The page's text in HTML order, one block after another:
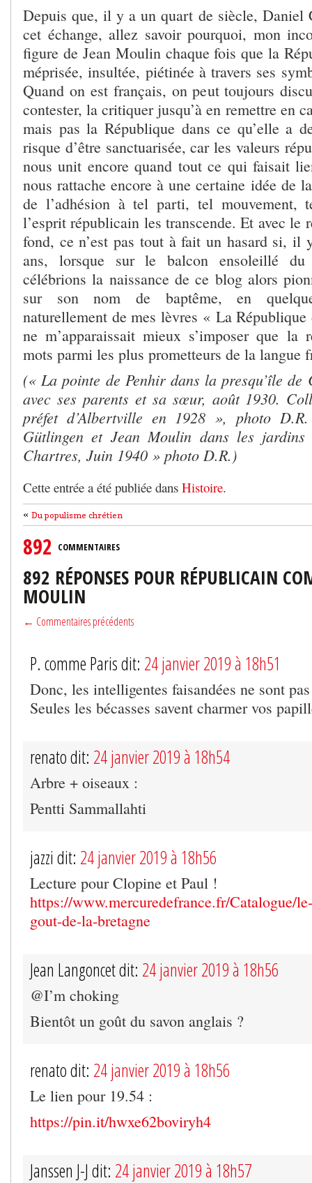
Depuis que, il y a un quart de siècle, Daniel
cet échange, allez savoir pourquoi, mon
figure de Jean Moulin chaque fois que la
méprisée, insultée, piétinée à travers ses
Quand on est français, on peut toujours
contester, la critiquer jusqu’à en remettre en
mais pas la République dans ce qu’elle a
risque d’être sanctuarisée, car les valeurs
nous unit encore quand tout ce qui faisait
nous rattache encore à une certaine idée de
de l’adhésion à tel parti, tel mouvement,
l’esprit républicain les transcende. Et avec le
fond, ce n’est pas tout à fait un hasard si, il
ans, lorsque sur le balcon ensoleillé
célébrions la naissance de ce blog alors
sur son nom de baptême, en
naturellement de mes lèvres « La
ne m’apparaissait mieux s’imposer que la
mots parmi les plus prometteurs de la langue
(« La pointe de Penhir dans la presqu’île de
avec ses parents et sa sœur, août 1930.
préfet d’Albertville en 1928 », photo
Gütlingen et Jean Moulin dans les
Chartres, Juin 1940 » photo D.R.)
Cette entrée a été publiée dans Histoire.
« Du populisme chrétien
892 COMMENTAIRES
892 RÉPONSES POUR RÉPUBLICAIN
MOULIN
← Commentaires précédents
P. comme Paris dit: 24 janvier 2019 à 18h51
Donc, les intelligentes faisandées ne sont
Seules les bécasses savent charmer vos
renato dit: 24 janvier 2019 à 18h54
Arbre + oiseaux :
Pentti Sammallahti
jazzi dit: 24 janvier 2019 à 18h56
Lecture pour Clopine et Paul !
https://www.mercuredefrance.fr/Catalogue/
gout-de-la-bretagne
Jean Langoncet dit: 24 janvier 2019 à 18h56
@I’m choking
Bientôt un goût du savon anglais ?
renato dit: 24 janvier 2019 à 18h56
Le lien pour 19.54 :
https://pin.it/hwxe62boviryh4
Janssen J-J dit: 24 janvier 2019 à 18h57